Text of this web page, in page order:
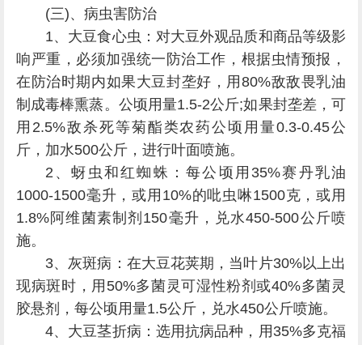
(三)、病虫害防治
1、大豆食心虫：对大豆外观品质和商品等级影
响严重，必须加强统一防治工作，根据虫情预报，
在防治时期内如果大豆封垄好，用80%敌敌畏乳油
制成毒棒熏蒸。公顷用量1.5-2公斤;如果封垄差，可
用2.5%敌杀死等菊酯类农药公顷用量0.3-0.45公
斤，加水500公斤，进行叶面喷施。
2、蚜虫和红蜘蛛：每公顷用35%赛丹乳油
1000-1500毫升，或用10%的吡虫啉1500克，或用
1.8%阿维菌素制剂150毫升，兑水450-500公斤喷
施。
3、灰斑病：在大豆花荚期，当叶片30%以上出
现病斑时，用50%多菌灵可湿性粉剂或40%多菌灵
胶悬剂，每公顷用量1.5公斤，兑水450公斤喷施。
4、大豆茎折病：选用抗病品种，用35%多克福